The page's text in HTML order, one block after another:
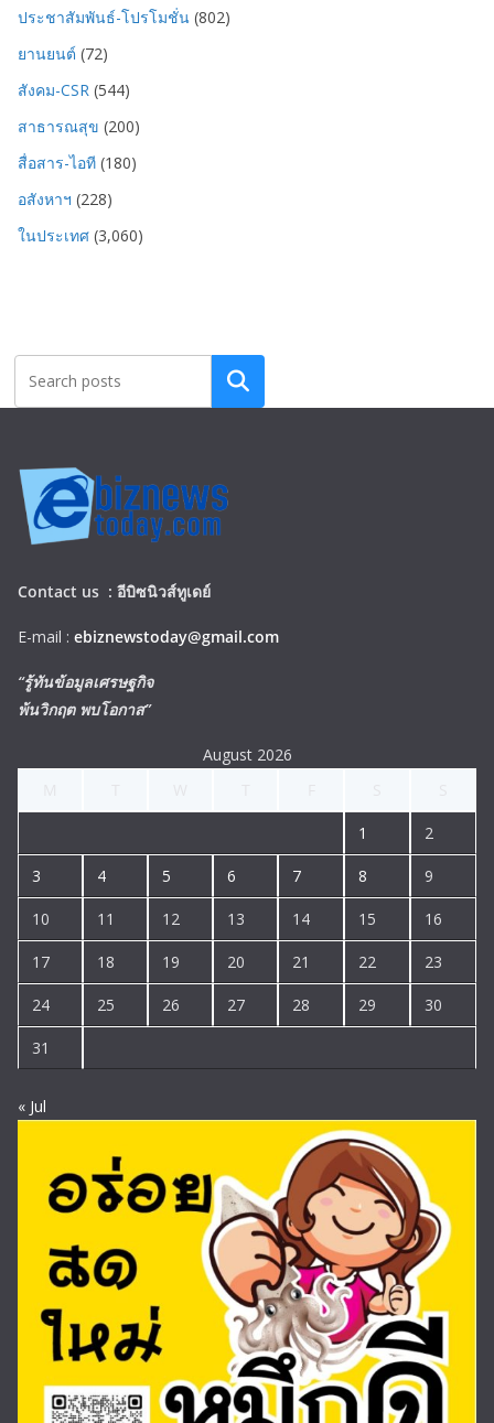
ประชาสัมพันธ์-โปรโมชั่น (802)
ยานยนต์ (72)
สังคม-CSR (544)
สาธารณสุข (200)
สื่อสาร-ไอที (180)
อสังหาฯ (228)
ในประเทศ (3,060)
Search
Contact us : อีบิซนิวส์ทูเดย์
E-mail : ebiznewstoday@gmail.com
“รู้ทันข้อมูลเศรษฐกิจ
พ้นวิกฤต พบโอกาส”
August 2026
1 2
3 4 5 6 7 8 9
10 11 12 13 14 15 16
17 18 19 20 21 22 23
24 25 26 27 28 29 30
31
« Jul